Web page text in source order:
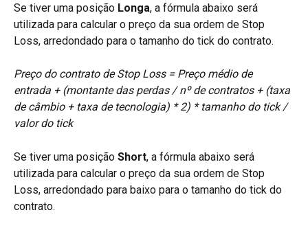
Se tiver uma posição Longa, a fórmula abaixo será
utilizada para calcular o preço da sua ordem de Stop
Loss, arredondado para o tamanho do tick do contrato.
Preço do contrato de Stop Loss = Preço médio de
entrada + (montante das perdas / nº de contratos + (taxa
de câmbio + taxa de tecnologia) * 2) * tamanho do tick /
valor do tick
Se tiver uma posição Short, a fórmula abaixo será
utilizada para calcular o preço da sua ordem de Stop
Loss, arredondado para baixo para o tamanho do tick do
contrato.